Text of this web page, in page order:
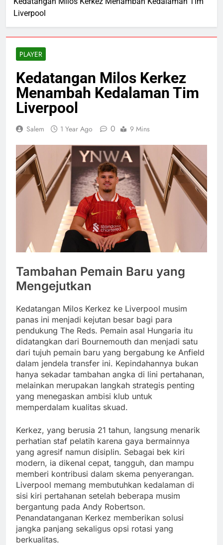
Liverpool
PLAYER
Kedatangan Milos Kerkez
Menambah Kedalaman Tim
Liverpool
Salem 1 Year Ago 0 9 Mins
Tambahan Pemain Baru yang
Mengejutkan
Kedatangan Milos Kerkez ke Liverpool musim
panas ini menjadi kejutan besar bagi para
pendukung The Reds. Pemain asal Hungaria itu
didatangkan dari Bournemouth dan menjadi satu
dari tujuh pemain baru yang bergabung ke Anfield
dalam jendela transfer ini. Kepindahannya bukan
hanya sekadar tambahan angka di lini pertahanan,
melainkan merupakan langkah strategis penting
yang menegaskan ambisi klub untuk
memperdalam kualitas skuad.
Kerkez, yang berusia 21 tahun, langsung menarik
perhatian staf pelatih karena gaya bermainnya
yang agresif namun disiplin. Sebagai bek kiri
modern, ia dikenal cepat, tangguh, dan mampu
memberi kontribusi dalam skema penyerangan.
Liverpool memang membutuhkan kedalaman di
sisi kiri pertahanan setelah beberapa musim
bergantung pada Andy Robertson.
Penandatanganan Kerkez memberikan solusi
jangka panjang sekaligus opsi rotasi yang
berkualitas.